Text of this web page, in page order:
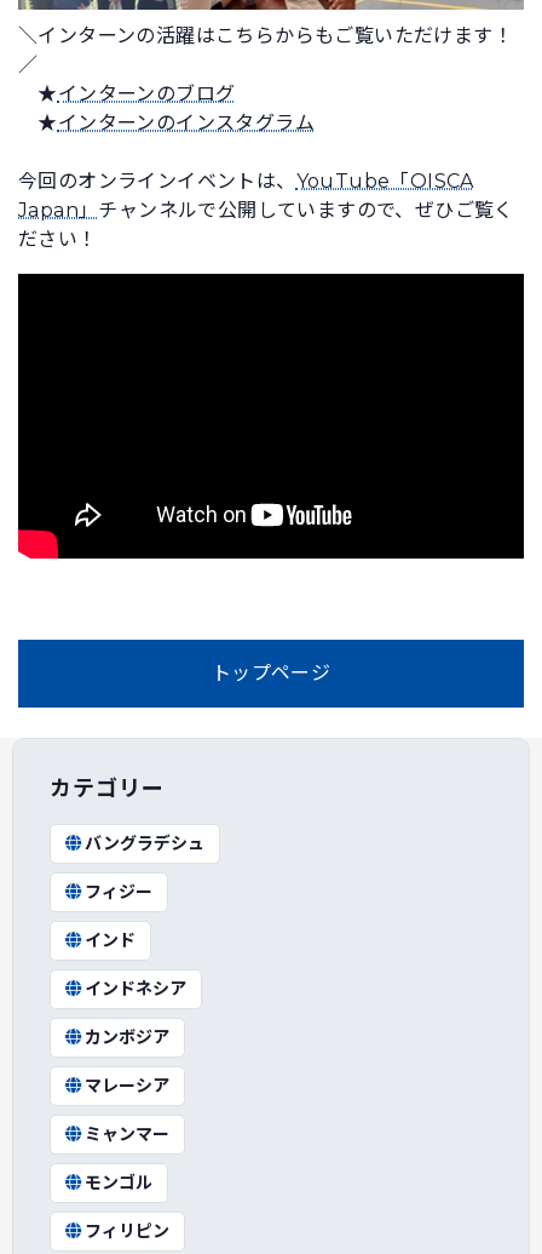
＼インターンの活躍はこちらからもご覧いただけます！
／
★インターンのブログ
★インターンのインスタグラム
今回のオンラインイベントは、 YouTube「OISCA
Japan」 チャンネルで公開していますので、ぜひご覧く
ださい！
トップページ
カテゴリー
バングラデシュ
フィジー
インド
インドネシア
カンボジア
マレーシア
ミャンマー
モンゴル
フィリピン